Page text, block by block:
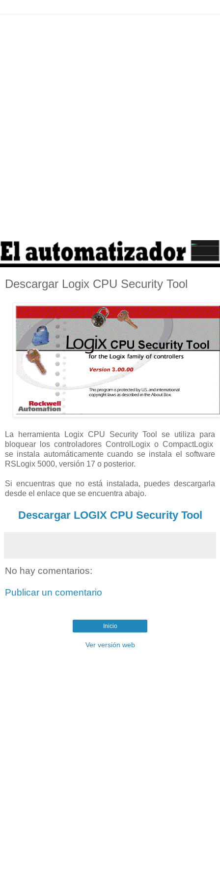
Descargar Logix CPU Security Tool
La herramienta Logix CPU Security Tool se utiliza para
bloquear los controladores ControlLogix o CompactLogix
se instala automáticamente cuando se instala el software
RSLogix 5000, versión 17 o posterior.
Si encuentras que no está instalada, puedes descargarla
desde el enlace que se encuentra abajo.
Descargar LOGIX CPU Security Tool
No hay comentarios:
Publicar un comentario
Inicio
Ver versión web